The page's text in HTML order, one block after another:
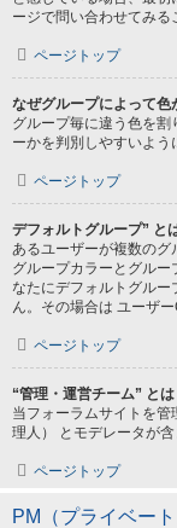
ージで問い合わせてみる
ページトップ
なぜグループによって色
グループ毎に違う色を
ーかを判別しやすいよう
ページトップ
デフォルトグループ” と
あるユーザーが複数の
グループカラーとグル
なたにデフォルトグル
ん。その場合は ユーザ
ページトップ
“管理・運営チーム” とは
当フォーラムサイトを
理人） とモデレータが含
ページトップ
PM（プライベート